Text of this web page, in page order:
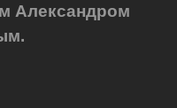
Александром